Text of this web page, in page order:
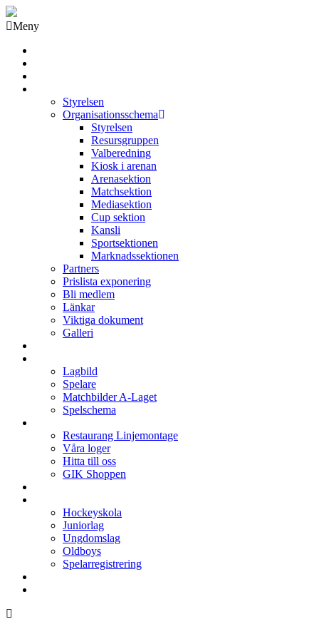
Meny
Styrelsen
Organisationsschema
Styrelsen
Resursgruppen
Valberedning
Kiosk i arenan
Arenasektion
Matchsektion
Mediasektion
Cup sektion
Kansli
Sportsektionen
Marknadssektionen
Partners
Prislista exponering
Bli medlem
Länkar
Viktiga dokument
Galleri
Lagbild
Spelare
Matchbilder A-Laget
Spelschema
Restaurang Linjemontage
Våra loger
Hitta till oss
GIK Shoppen
Hockeyskola
Juniorlag
Ungdomslag
Oldboys
Spelarregistrering